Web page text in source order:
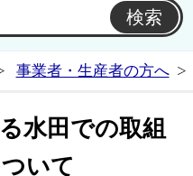
事業者・生産者の方へ
水田での取組
いて